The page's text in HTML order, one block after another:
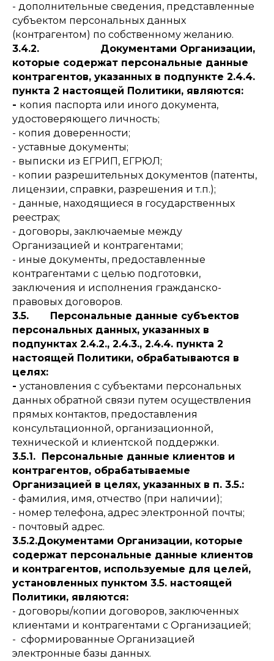
- дополнительные сведения, представленные
субъектом персональных данных
(контрагентом) по собственному желанию.
3.4.2. Документами Организации,
которые содержат персональные данные
контрагентов, указанных в подпункте 2.4.4.
пункта 2 настоящей Политики, являются:
- копия паспорта или иного документа,
удостоверяющего личность;
- копия доверенности;
- уставные документы;
- выписки из ЕГРИП, ЕГРЮЛ;
- копии разрешительных документов (патенты,
лицензии, справки, разрешения и т.п.);
- данные, находящиеся в государственных
реестрах;
- договоры, заключаемые между
Организацией и контрагентами;
- иные документы, предоставленные
контрагентами с целью подготовки,
заключения и исполнения гражданско-
правовых договоров.
3.5. Персональные данные субъектов
персональных данных, указанных в
подпунктах 2.4.2., 2.4.3., 2.4.4. пункта 2
настоящей Политики, обрабатываются в
целях:
- установления с субъектами персональных
данных обратной связи путем осуществления
прямых контактов, предоставления
консультационной, организационной,
технической и клиентской поддержки.
3.5.1. Персональные данные клиентов и
контрагентов, обрабатываемые
Организацией в целях, указанных в п. 3.5.:
- фамилия, имя, отчество (при наличии);
- номер телефона, адрес электронной почты;
- почтовый адрес.
3.5.2.Документами Организации, которые
содержат персональные данные клиентов
и контрагентов, используемые для целей,
установленных пунктом 3.5. настоящей
Политики, являются:
- договоры/копии договоров, заключенных
клиентами и контрагентами с Организацией;
- сформированные Организацией
электронные базы данных.